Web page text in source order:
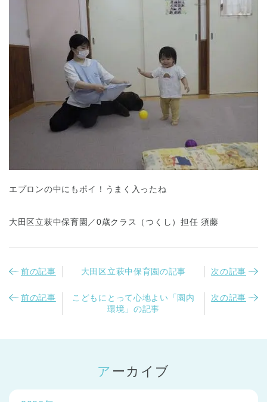
エプロンの中にもポイ！うまく入ったね
大田区立萩中保育園／0歳クラス（つくし）担任 須藤
前の記事 大田区立萩中保育園の記事 次の記事
前の記事
こどもにとって心地よい「園内
環境」の記事
次の記事
アーカイブ